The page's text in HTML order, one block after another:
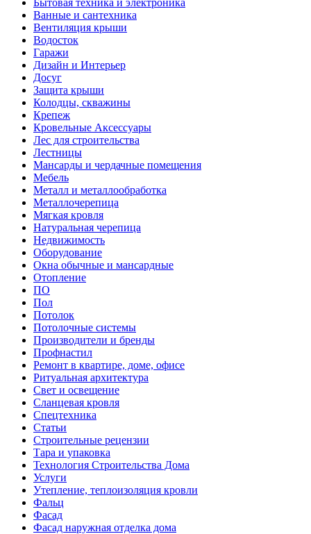
Ванные и сантехника
Вентиляция крыши
Водосток
Гаражи
Дизайн и Интерьер
Досуг
Защита крыши
Колодцы, скважины
Крепеж
Кровельные Аксессуары
Лес для строительства
Лестницы
Мансарды и чердачные помещения
Мебель
Металл и металлообработка
Металлочерепица
Мягкая кровля
Натуральная черепица
Недвижимость
Оборудование
Окна обычные и мансардные
Отопление
ПО
Пол
Потолок
Потолочные системы
Производители и бренды
Профнастил
Ремонт в квартире, доме, офисе
Ритуальная архитектура
Свет и освещение
Сланцевая кровля
Спецтехника
Статьи
Строительные рецензии
Тара и упаковка
Технология Строительства Дома
Услуги
Утепление, теплоизоляция кровли
Фальц
Фасад
Фасад наружная отделка дома